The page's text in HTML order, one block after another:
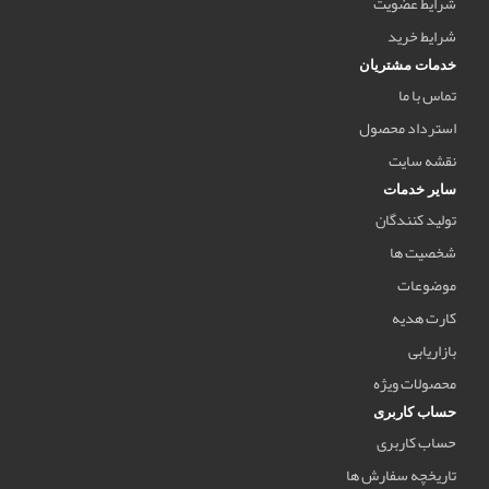
شرایط خرید
خدمات مشتریان
تماس با ما
استرداد محصول
نقشه سایت
سایر خدمات
تولید کنندگان
شخصیت ها
موضوعات
کارت هدیه
بازاریابی
محصولات ویژه
حساب کاربری
حساب کاربری
تاریخچه سفارش ها